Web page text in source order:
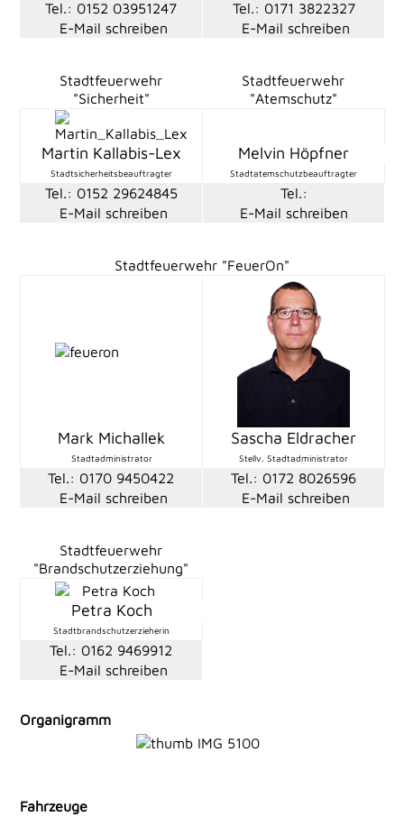
Tel.: 0152 03951247
Tel.: 0171 3822327
E-Mail schreiben
E-Mail schreiben
Stadtfeuerwehr
"Sicherheit"
Stadtfeuerwehr
"Atemschutz"
Martin Kallabis-Lex Melvin Höpfner
Stadtsicherheitsbeauftragter Stadtatemschutzbeauftragter
Tel.: 0152 29624845
Tel.: ‪
E-Mail schreiben
E-Mail schreiben
Stadtfeuerwehr "FeuerOn"
Mark Michallek Sascha Eldracher
Stadtadministrator Stellv. Stadtadministrator
Tel.: 0170 9450422
Tel.: 0172 8026596
E-Mail schreiben
E-Mail schreiben
Stadtfeuerwehr
"Brandschutzerziehung"
Petra Koch
Stadtbrandschutzerzieherin
Tel.: 0162 9469912
E-Mail schreiben
Organigramm
Fahrzeuge